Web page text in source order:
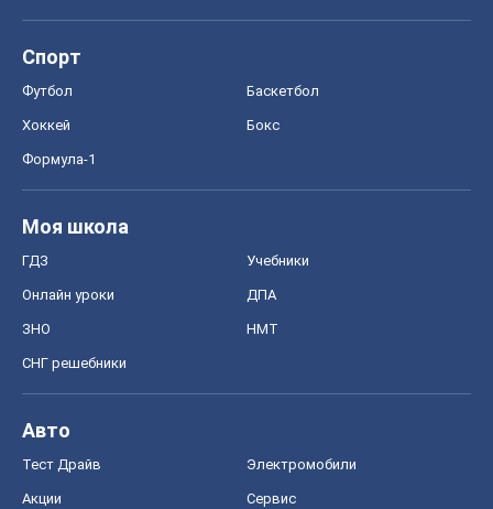
Спорт
Футбол Баскетбол
Хоккей Бокс
Формула-1
Моя школа
ГДЗ Учебники
Онлайн уроки ДПА
ЗНО НМТ
СНГ решебники
Авто
Тест Драйв Электромобили
Акции Сервис